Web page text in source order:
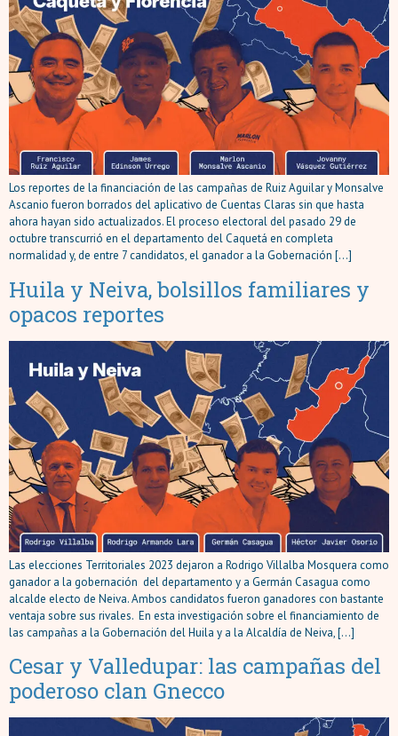
Los reportes de la financiación de las campañas de Ruiz Aguilar y Monsalve
Ascanio fueron borrados del aplicativo de Cuentas Claras sin que hasta
ahora hayan sido actualizados. El proceso electoral del pasado 29 de
octubre transcurrió en el departamento del Caquetá en completa
normalidad y, de entre 7 candidatos, el ganador a la Gobernación […]
Huila y Neiva, bolsillos familiares y
opacos reportes
Las elecciones Territoriales 2023 dejaron a Rodrigo Villalba Mosquera como
ganador a la gobernación del departamento y a Germán Casagua como
alcalde electo de Neiva. Ambos candidatos fueron ganadores con bastante
ventaja sobre sus rivales. En esta investigación sobre el financiamiento de
las campañas a la Gobernación del Huila y a la Alcaldía de Neiva, […]
Cesar y Valledupar: las campañas del
poderoso clan Gnecco